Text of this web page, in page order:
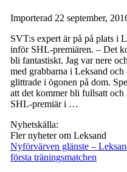
Importerad 22 september,
SVT:s expert är på på plats i
inför SHL-premiären. – Det
bli fantastiskt. Jag var nere
med grabbarna i Leksand och
glittrade i ögonen på dom.
att det kommer bli fullsatt och
SHL-premiär i …
Nyhetskälla:
Fler nyheter om Leksand
Nyförvärven glänste –
första träningsmatchen